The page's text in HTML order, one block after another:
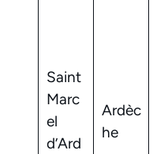
Saint
Marc
el
d’Ard
Ardèc
he